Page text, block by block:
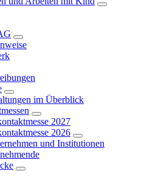
im Überblick
2027
2026
und Institutionen